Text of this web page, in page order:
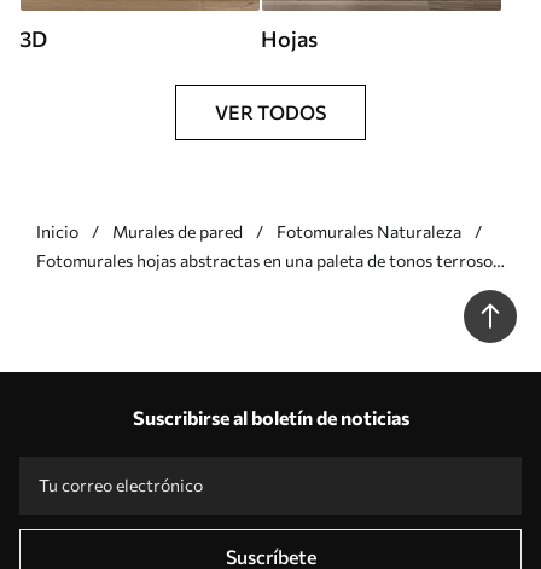
3D Hojas
VER TODOS
Inicio Murales de pared
Fotomurales Naturaleza
Fotomurales hojas abstractas en una paleta de tonos terrosos:
Suscribirse al boletín de noticias
Suscríbete